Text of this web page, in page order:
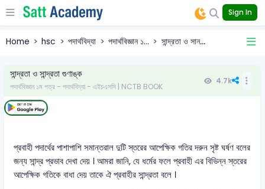
Sign In
Home hsc পদার্থবিদ্যা পদার্থবিজ্ঞান ১... সান্দ্রতা ও সান...
সান্দ্রতা ও সান্দ্রতা গুণাঙ্ক
পদার্থবিজ্ঞান ১ম পত্র - পদার্থবিদ্যা - এইচএসসি | NCTB BOOK
4.7k
প্রবাহী পদার্থের পাশাপাশি সমান্তরাল দুটি স্তরের আপেক্ষিক গতির দরুন সৃষ্ট ঘর্ষণ বলের
জন্য সান্দ্র প্রভাব দেখা দেয় । আমরা জানি, যে ধর্মের ফলে প্রবাহী এর বিভিন্ন স্তরের
আপেক্ষিক গতিকে বাধা দেয় তাকে ঐ প্রবাহীর সান্দ্রতা বলে ।